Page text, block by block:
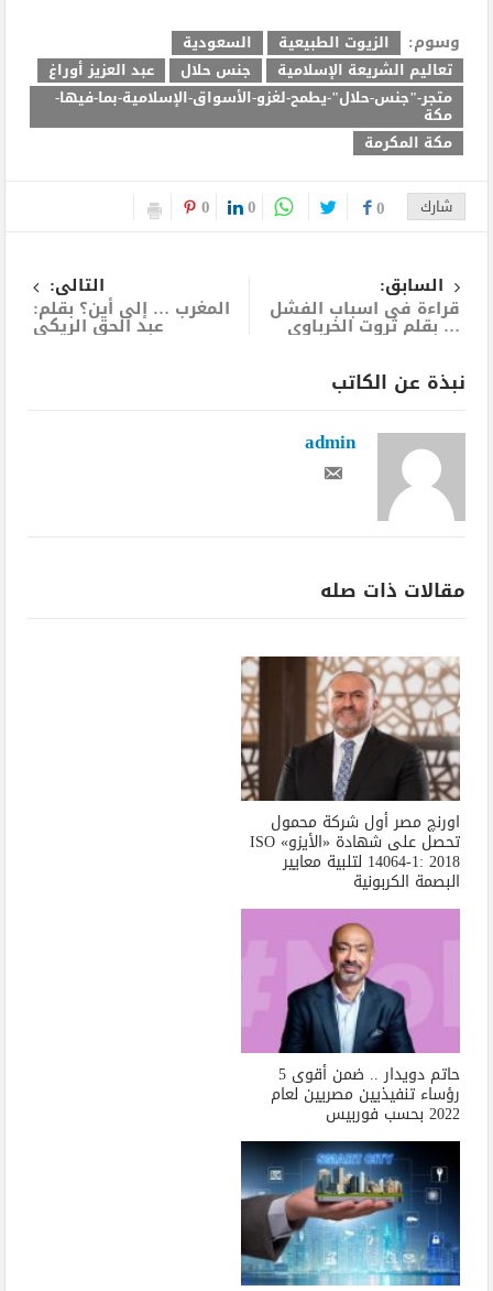
وسوم: الزيوت الطبيعية
السعودية
تعاليم الشريعة الإسلامية
جنس حلال
عبد العزيز أوراغ
متجر-"جنس-حلال"-يطمح-لغزو-الأسواق-الإسلامية-بما-فيها-
مكة
مكة المكرمة
شارك 0
0
0
السابق:
قراءة فى اسباب الفشل
… بقلم ثروت الخرباوى
التالى:
المغرب … إلى أين؟ بقلم:
عبد الحق الريكي
نبذة عن الكاتب
admin
مقالات ذات صله
اورنچ مصر أول شركة محمول
تحصل على شهادة «الأيزو» ISO
14064-1: 2018 لتلبية معايير
البصمة الكربونية
حاتم دويدار .. ضمن أقوى 5
رؤساء تنفيذيين مصريين لعام
2022 بحسب فوربيس